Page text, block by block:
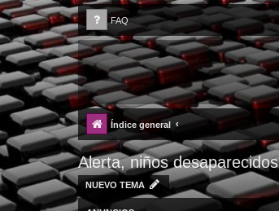
FAQ
Índice general
Alerta, niños desaparecidos
NUEVO TEMA